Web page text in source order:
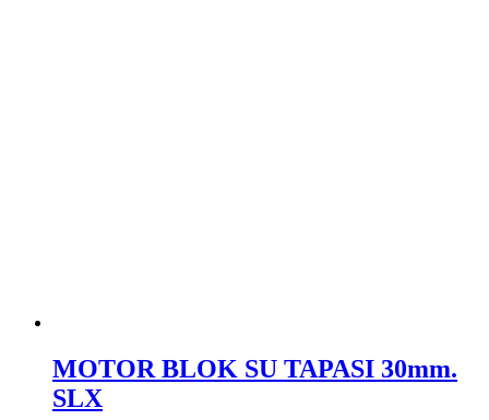
MOTOR BLOK SU TAPASI 30mm.
SLX